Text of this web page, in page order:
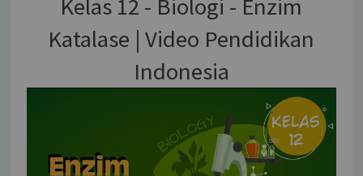
Kelas 12 - Biologi - Enzim
Katalase | Video Pendidikan
Indonesia